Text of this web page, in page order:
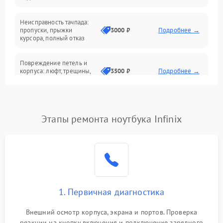
Сеть и интернет
Неисправность тачпада:
пропуски, прыжки
курсора, полный отказ
3000 ₽ Подробнее →
Повреждение петель и
корпуса: люфт, трещины,
3500 ₽ Подробнее →
невозможность зарядки,
2500 ₽ Подробнее →
2000 ₽
Перегрев из‑за пыли,
неисправности кулера
Этапы ремонта ноутбука Infinix
1. Первичная диагностика
Внешний осмотр корпуса, экрана и портов. Проверка